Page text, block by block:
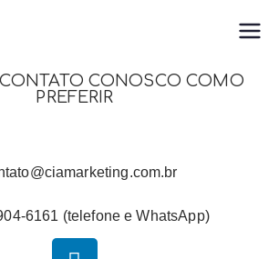
Marketing
Automação
CONOSCO COMO
PREFERIR
6161 (telefone e WhatsApp)